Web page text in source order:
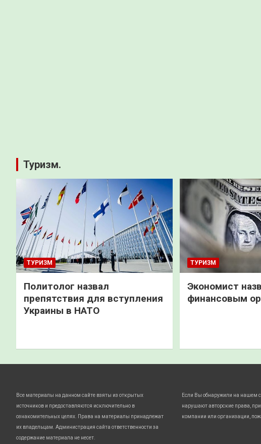
Туризм.
ТУРИЗМ
Политолог назвал
препятствия для вступления
Украины в НАТО
ТУРИЗМ
Экономист
финансовым
Все материалы на данном сайте взяты из открытых
источников и предоставляются исключительно в
ознакомительных целях. Права на материалы принадлежат
их владельцам. Администрация сайта ответственности за
содержание материала не несет.
Если Вы обнаружили на нашем
нарушают авторские права,
компании или организации,